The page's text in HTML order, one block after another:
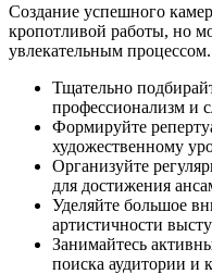
Создание успешного
кропотливой работы, но
увлекательным
Тщательно
профессионализм и
Формируйте
художественному
Организуйте
для достижения
Уделяйте большое
артистичности
Занимайтесь
поиска аудитории и